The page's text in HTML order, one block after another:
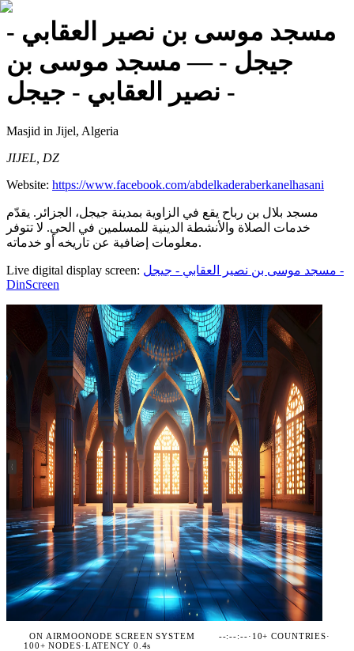
مسجد موسى بن نصير العقابي -
جيجل - — مسجد موسى بن
نصير العقابي - جيجل -
Masjid in Jijel, Algeria
JIJEL, DZ
Website: https://www.facebook.com/abdelkaderaberkanelhasani
مسجد بلال بن رباح يقع في الزاوية بمدينة جيجل، الجزائر. يقدّم
خدمات الصلاة والأنشطة الدينية للمسلمين في الحي. لا تتوفر
معلومات إضافية عن تاريخه أو خدماته.
Live digital display screen:
مسجد موسى بن نصير العقابي - جيجل -
DinScreen
ON AIRMOONODE SCREEN SYSTEM --:--:--· 10+ COUNTRIES·
100+ NODES·LATENCY 0.4s